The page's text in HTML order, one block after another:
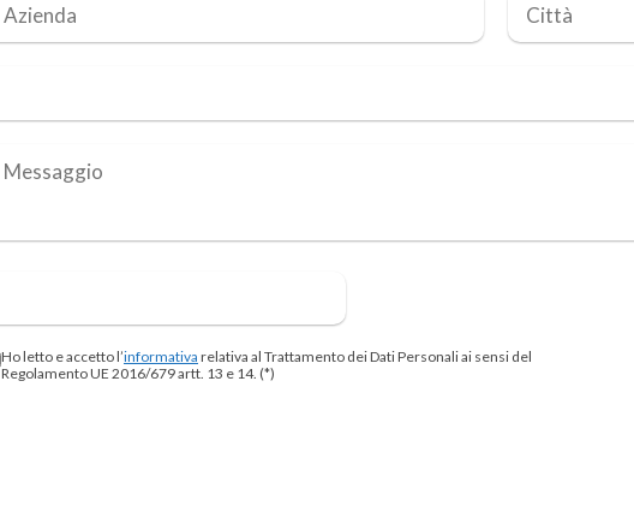
Ho letto e accetto l’informativa relativa al Trattamento dei Dati Personali ai sensi del
Regolamento UE 2016/679 artt. 13 e 14. (*)